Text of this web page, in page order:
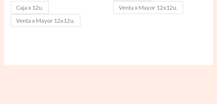
Caja x 12u.
Venta x Mayor 12x12u.
Venta x Mayor 12x12u.